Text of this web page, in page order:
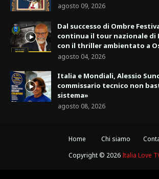
agosto 09, 2026
Dal successo di Ombre
continua il tour nazionale di
con il thriller ambientato a
agosto 04, 2026
Italia e Mondiali, Alessio
commissario tecnico non
sistema»
agosto 08, 2026
Home Chi siamo
Copyright © 2026 Italia Love